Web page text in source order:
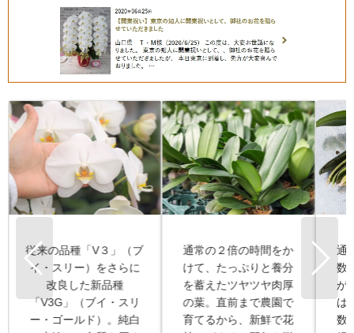
通常の２倍の時間をか
けて、たっぷりと養分
を蓄えたツヤツヤ肉厚
の葉。直前まで農園で
育てるから、新鮮で花
通常の胡蝶蘭は葉の枚
数が３〜５枚程度です
が、この写真の胡蝶蘭
は１０枚以上。葉の枚
数が多いほど、時間が
お
し
の
厳